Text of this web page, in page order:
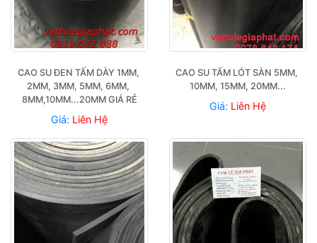
CAO SU ĐEN TẤM DÀY 1MM,
2MM, 3MM, 5MM, 6MM,
8MM,10MM...20MM GIÁ RẺ
Giá: Liên Hệ
CAO SU TẤM LÓT SÀN 5MM,
10MM, 15MM, 20MM...
Giá: Liên Hệ